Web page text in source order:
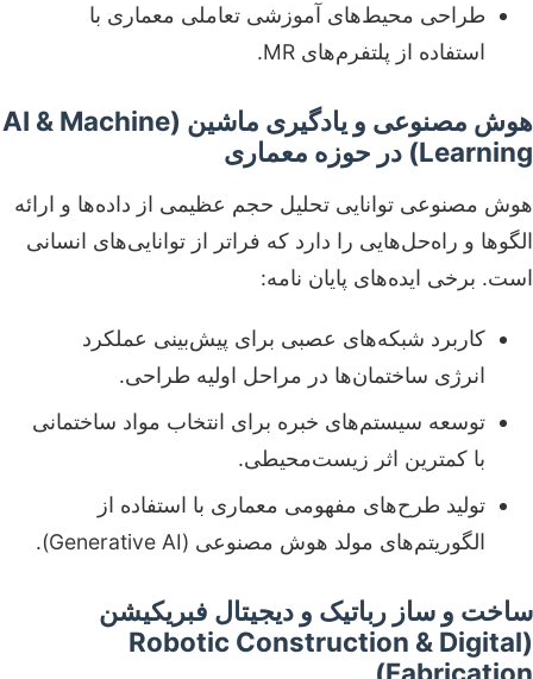
طراحی محیط‌های آموزشی تعاملی معماری با
استفاده از پلتفرم‌های MR.
هوش مصنوعی و یادگیری ماشین (AI & Machine
Learning) در حوزه معماری
هوش مصنوعی توانایی تحلیل حجم عظیمی از داده‌ها و ارائه
الگوها و راه‌حل‌هایی را دارد که فراتر از توانایی‌های انسانی
است. برخی ایده‌های پایان نامه:
کاربرد شبکه‌های عصبی برای پیش‌بینی عملکرد
انرژی ساختمان‌ها در مراحل اولیه طراحی.
توسعه سیستم‌های خبره برای انتخاب مواد ساختمانی
با کمترین اثر زیست‌محیطی.
تولید طرح‌های مفهومی معماری با استفاده از
الگوریتم‌های مولد هوش مصنوعی (Generative AI).
ساخت و ساز رباتیک و دیجیتال فبریکیشن
(Robotic Construction & Digital
Fabrication)